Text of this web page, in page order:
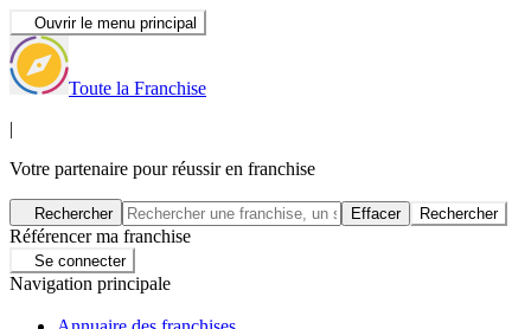
Ouvrir le menu principal
Toute la Franchise
|
Votre partenaire pour réussir en franchise
Rechercher Effacer Rechercher
Référencer ma franchise
Se connecter
Navigation principale